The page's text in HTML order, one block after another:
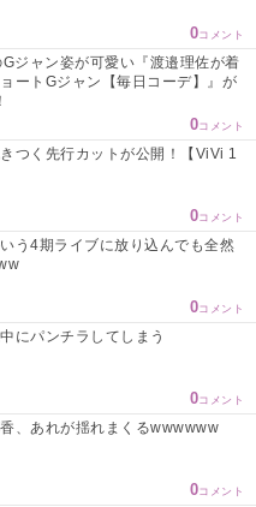
0コメント
Gジャン姿が可愛い『渡邉理佐が着
ートGジャン【毎日コーデ】』が
0コメント
つく先行カットが公開！【ViVi 1
0コメント
う4期ライブに放り込んでも全然
0コメント
にパンチラしてしまう
0コメント
香、あれが揺れまくるwwwwww
0コメント